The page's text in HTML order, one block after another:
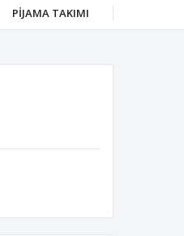
PİJAMA TAKIMI